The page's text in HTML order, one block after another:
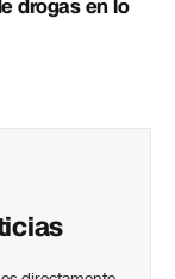
drogas en lo